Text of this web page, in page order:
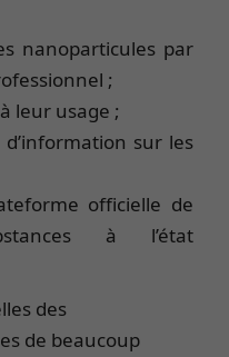
nanoparticules par
;
leur usage ;
sur les
officielle de
à l’état
des
de beaucoup